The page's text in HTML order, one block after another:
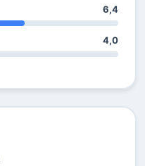
6,4
4,0